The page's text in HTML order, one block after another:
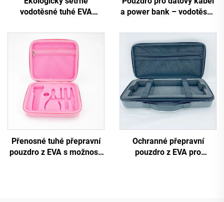
vodotěsné tuhé EVA
odolné proti nárazům
cestovatelské skladovací
taštička se zipem,
přizpůsobitelné síťové
kapsy, malé
a power bank – vodotěsné
EVA s tvrdým pláštěm,
odolné proti nárazům a
pádům – multifunkční
cestovní úložní tašky pro
kempování
Přenosné tuhé přepravní
pouzdro z EVA s možností
Ochranné přepravní
pouzdro z EVA pro